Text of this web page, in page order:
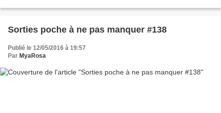
Sorties poche à ne pas manquer #138
Publié le 12/05/2016 à 19:57
Par MyaRosa